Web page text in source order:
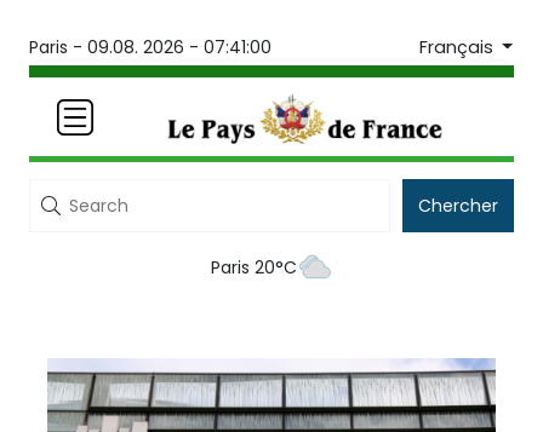
Paris - 09.08. 2026 - 07:41:00 Français
Chercher
Paris 20°C